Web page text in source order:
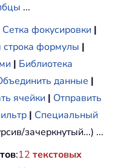
...
Сетка фокусировки |
формулы |
| Библиотека
данные |
ячейки | Отправить
| Специальный
зачеркнутый...) ...
:12 текстовых